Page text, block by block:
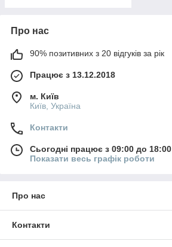
Про нас
90% позитивних з 20 відгуків за рік
Працює з 13.12.2018
м. Київ
Київ, Україна
Контакти
Сьогодні працює з 09:00 до 18:00
Показати весь графік роботи
Про нас
Контакти